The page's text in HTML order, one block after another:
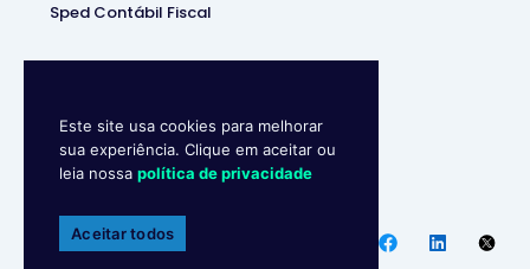
Sped Contábil Fiscal
Contábill | (37) 3229-5850 |
Política de privacidade
Este site usa cookies para melhorar
sua experiência. Clique em aceitar ou
leia nossa política de privacidade
Aceitar todos